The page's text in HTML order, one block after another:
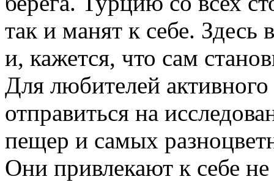
так и манят к себе. Здесь
и, кажется, что сам
Для любителей
отправиться на
пещер и самых
Они привлекают к себе